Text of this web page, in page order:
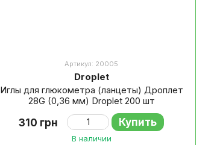
Артикул: 20005
Droplet
Иглы для глюкометра (ланцеты) Дроплет
28G (0,36 мм) Droplet 200 шт
310 грн Купить
В наличии